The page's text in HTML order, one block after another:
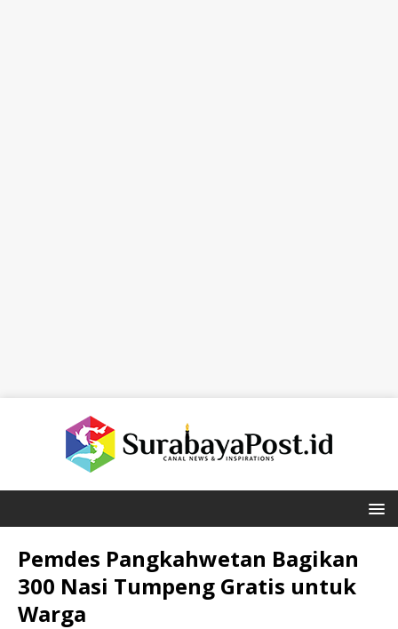
Pemdes Pangkahwetan Bagikan
300 Nasi Tumpeng Gratis untuk
Warga